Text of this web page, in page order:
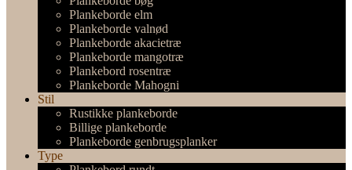
Plankeborde elm
Plankeborde valnød
Plankeborde akacietræ
Plankeborde mangotræ
Plankebord rosentræ
Plankeborde Mahogni
Stil
Rustikke plankeborde
Billige plankeborde
Plankeborde genbrugsplanker
Type